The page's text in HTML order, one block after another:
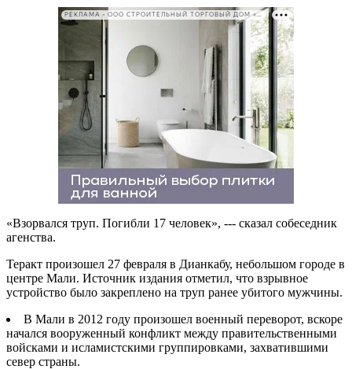
РЕКЛАМА • ООО СТРОИТЕЛЬНЫЙ ТОРГОВЫЙ ДОМ «ПЕТРОВИЧ». ИНН: 7802348846
«Взорвался труп. Погибли 17 человек», --- сказал собеседник
агенства.
Теракт произошел 27 февраля в Дианкабу, небольшом городе в
центре Мали. Источник издания отметил, что взрывное
устройство было закреплено на труп ранее убитого мужчины.
В Мали в 2012 году произошел военный переворот, вскоре
начался вооруженный конфликт между правительственными
войсками и исламистскими группировками, захватившими
север страны.